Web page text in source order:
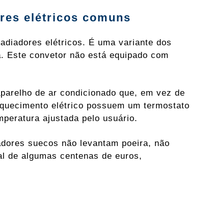
elétricos comuns
elétricos. É uma variante dos
convetor não está equipado com
de ar condicionado que, em vez de
elétrico possuem um termostato
ajustada pelo usuário.
suecos não levantam poeira, não
de algumas centenas de euros,